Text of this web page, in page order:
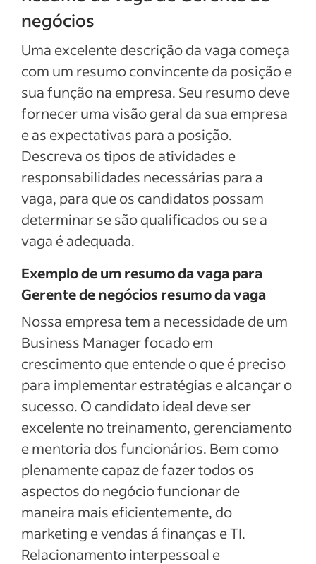
negócios
Uma excelente descrição da vaga começa
com um resumo convincente da posição e
sua função na empresa. Seu resumo deve
fornecer uma visão geral da sua empresa
e as expectativas para a posição.
Descreva os tipos de atividades e
responsabilidades necessárias para a
vaga, para que os candidatos possam
determinar se são qualificados ou se a
vaga é adequada.
Exemplo de um resumo da vaga para
Gerente de negócios resumo da vaga
Nossa empresa tem a necessidade de um
Business Manager focado em
crescimento que entende o que é preciso
para implementar estratégias e alcançar o
sucesso. O candidato ideal deve ser
excelente no treinamento, gerenciamento
e mentoria dos funcionários. Bem como
plenamente capaz de fazer todos os
aspectos do negócio funcionar de
maneira mais eficientemente, do
marketing e vendas á finanças e TI.
Relacionamento interpessoal e